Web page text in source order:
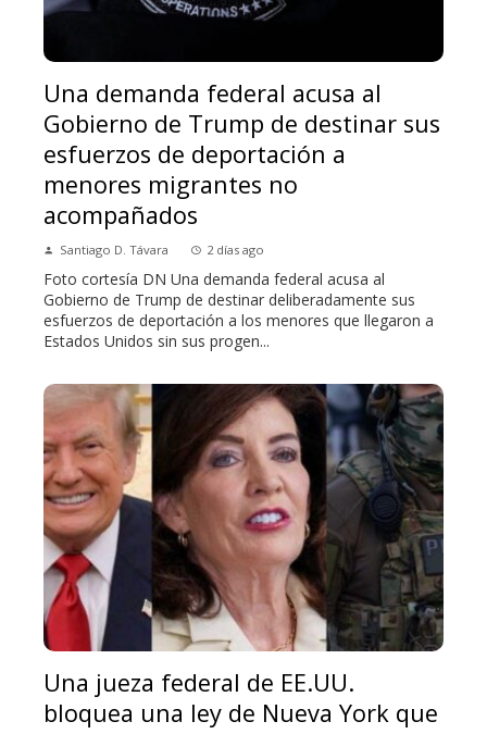
Una demanda federal acusa al
Gobierno de Trump de destinar sus
esfuerzos de deportación a
menores migrantes no
acompañados
Santiago D. Távara 2 días ago
Foto cortesía DN Una demanda federal acusa al
Gobierno de Trump de destinar deliberadamente sus
esfuerzos de deportación a los menores que llegaron a
Estados Unidos sin sus progen...
Una jueza federal de EE.UU.
bloquea una ley de Nueva York que